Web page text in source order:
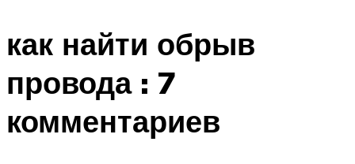
как найти обрыв
провода : 7
комментариев